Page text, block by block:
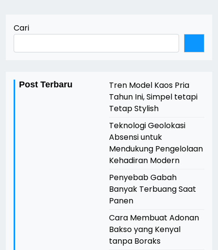
Cari
Post Terbaru
Tren Model Kaos Pria
Tahun Ini, Simpel tetapi
Tetap Stylish
Teknologi Geolokasi
Absensi untuk
Mendukung Pengelolaan
Kehadiran Modern
Penyebab Gabah
Banyak Terbuang Saat
Panen
Cara Membuat Adonan
Bakso yang Kenyal
tanpa Boraks